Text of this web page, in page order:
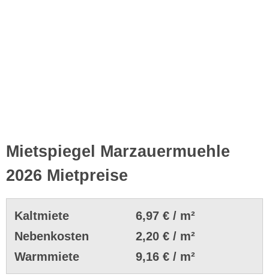
Mietspiegel Marzauermuehle
2026 Mietpreise
Kaltmiete
6,97 € / m²
Nebenkosten
2,20 € / m²
Warmmiete
9,16 € / m²